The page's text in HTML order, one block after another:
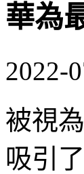
華為
2022-
被視
吸引